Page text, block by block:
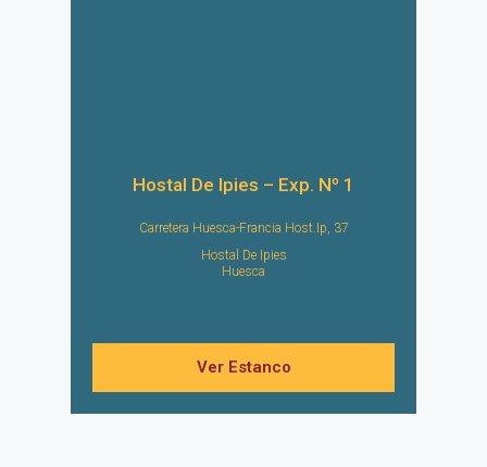
Hostal De Ipies – Exp. Nº 1
Carretera Huesca-Francia Host.Ip, 37
Hostal De Ipies
Huesca
Ver Estanco